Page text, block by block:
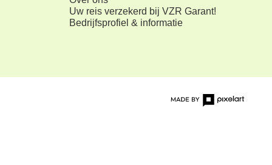
Uw reis verzekerd bij VZR Garant!
Bedrijfsprofiel & informatie